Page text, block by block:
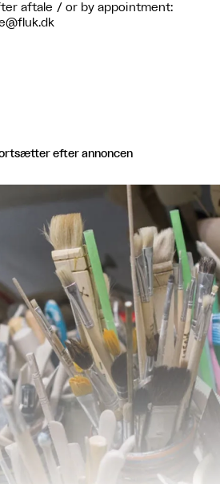
aftale / or by appointment:
efter annoncen